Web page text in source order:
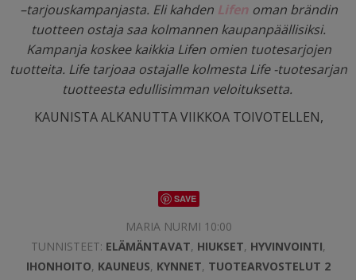
–tarjouskampanjasta. Eli kahden Lifenoman brändin
tuotteen ostaja saa kolmannen kaupanpäällisiksi.
Kampanja koskee kaikkia Lifen omien tuotesarjojen
tuotteita. Life tarjoaa ostajalle kolmesta Life -tuotesarjan
tuotteesta edullisimman veloituksetta.
KAUNISTA ALKANUTTA VIIKKOA TOIVOTELLEN,
SAVE
MARIA NURMI 10:00
TUNNISTEET: ELÄMÄNTAVAT, HIUKSET, HYVINVOINTI,
IHONHOITO, KAUNEUS, KYNNET, TUOTEARVOSTELUT 2